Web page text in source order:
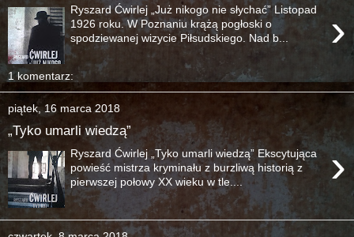
›
Ryszard Ćwirlej „Już nikogo nie słychać” Listopad
1926 roku. W Poznaniu krążą pogłoski o
spodziewanej wizycie Piłsudskiego. Nad b...
1 komentarz:
piątek, 16 marca 2018
„Tyko umarli wiedzą”
›
Ryszard Ćwirlej „Tyko umarli wiedzą” Ekscytująca
powieść mistrza kryminału z burzliwą historią z
pierwszej połowy XX wieku w tle....